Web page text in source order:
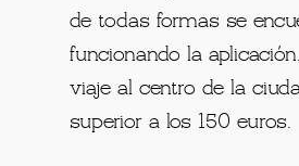
de todas formas se
funcionando la
viaje al centro de la
superior a los 150 euros.